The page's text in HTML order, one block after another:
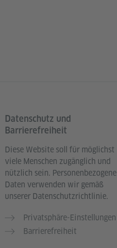
Datenschutz und
Barrierefreiheit
Diese Website soll für möglichst
viele Menschen zugänglich und
nützlich sein. Personenbezogene
Daten verwenden wir gemäß
unserer Datenschutzrichtlinie.
Privatsphäre-Einstellungen
Barrierefreiheit